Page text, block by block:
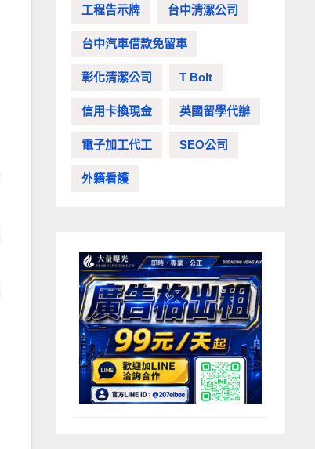
工程告示牌 台中清潔公司
台中汽車借款免留車
彰化清潔公司 T Bolt
信用卡換現金 英國留學代辦
電子加工代工 SEO公司
外籍看護